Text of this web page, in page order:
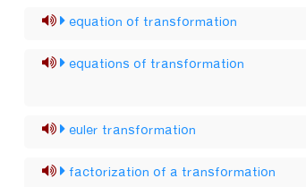
equation of transformation
equations of transformation
euler transformation
factorization of a transformation